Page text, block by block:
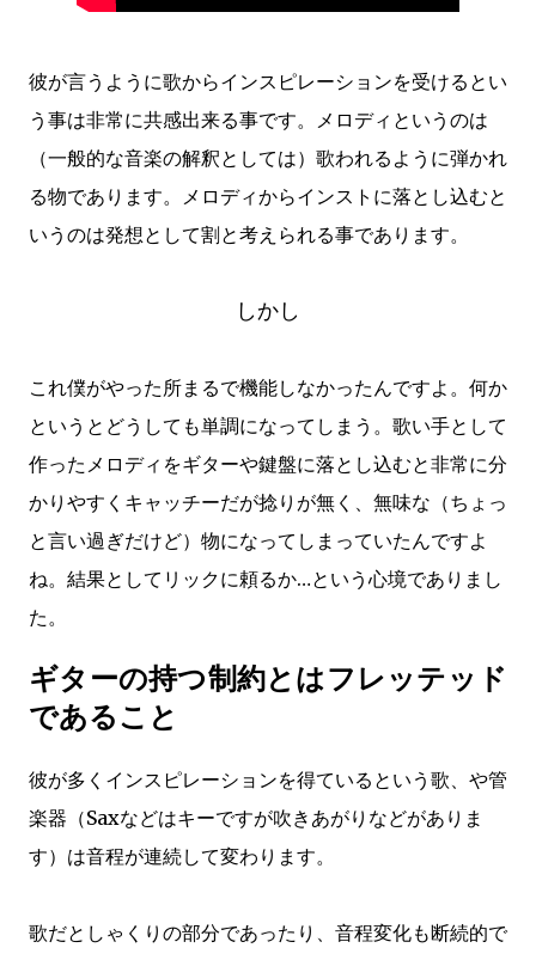
彼が言うように歌からインスピレーションを受けるとい
う事は非常に共感出来る事です。メロディというのは
（一般的な音楽の解釈としては）歌われるように弾かれ
る物であります。メロディからインストに落とし込むと
いうのは発想として割と考えられる事であります。
しかし
これ僕がやった所まるで機能しなかったんですよ。何か
というとどうしても単調になってしまう。歌い手として
作ったメロディをギターや鍵盤に落とし込むと非常に分
かりやすくキャッチーだが捻りが無く、無味な（ちょっ
と言い過ぎだけど）物になってしまっていたんですよ
ね。結果としてリックに頼るか…という心境でありまし
た。
ギターの持つ制約とはフレッテッド
であること
彼が多くインスピレーションを得ているという歌、や管
楽器（Saxなどはキーですが吹きあがりなどがありま
す）は音程が連続して変わります。
歌だとしゃくりの部分であったり、音程変化も断続的で